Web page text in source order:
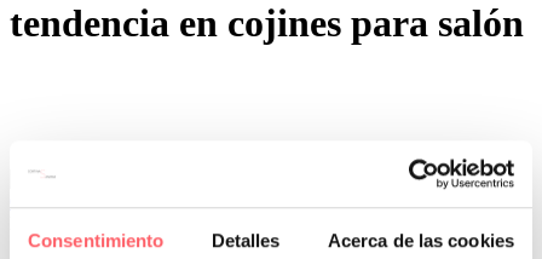
Consentimiento Detalles Acerca de las cookies
tendencia en cojines para salón